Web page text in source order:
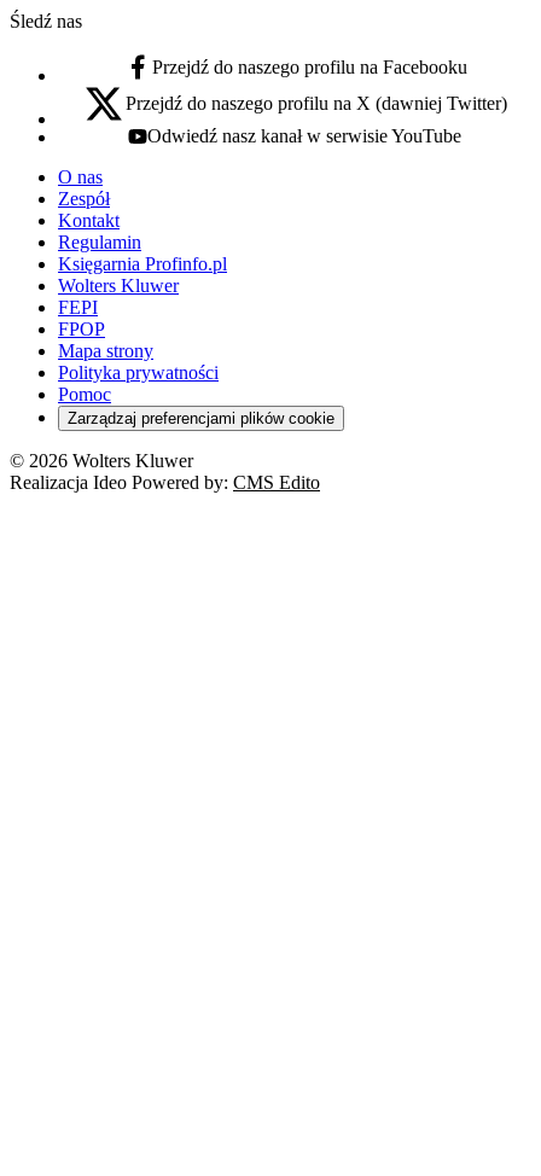
Śledź nas
facebook - otwiera się w nowej karcie
Przejdź do naszego profilu na Facebooku
x - otwiera się w nowej karcie
Przejdź do naszego profilu na X (dawniej Twitter)
youtube - otwiera się w nowej karcie
Odwiedź nasz kanał w serwisie YouTube
O nas
Zespół
Kontakt
Regulamin
Księgarnia Profinfo.pl
Wolters Kluwer
FEPI
FPOP
Mapa strony
Polityka prywatności
Pomoc
Zarządzaj preferencjami plików cookie
© 2026 Wolters Kluwer
Realizacja Ideo Powered by: CMS Edito